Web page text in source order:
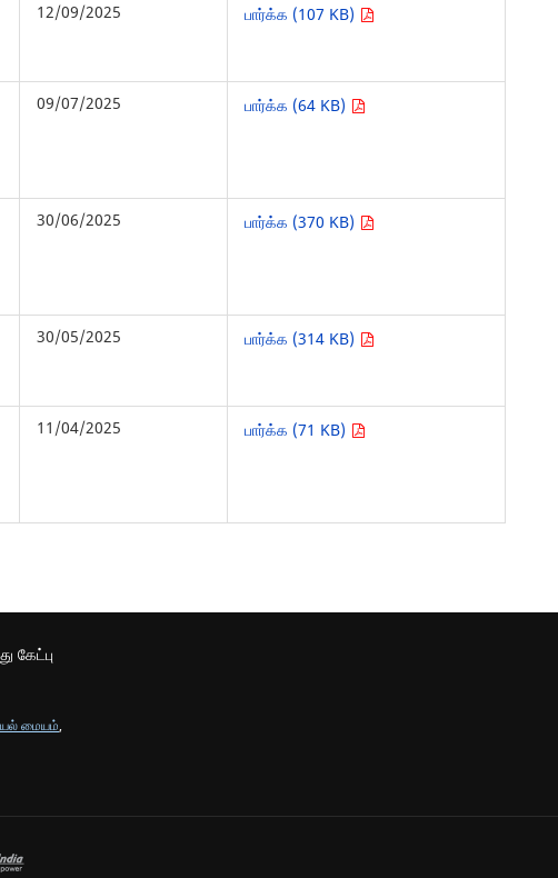
12/09/2025 பார்க்க (107 KB)
09/07/2025 பார்க்க (64 KB)
30/06/2025 பார்க்க (370 KB)
30/05/2025 பார்க்க (314 KB)
11/04/2025 பார்க்க (71 KB)
கேட்பு
மையம்,